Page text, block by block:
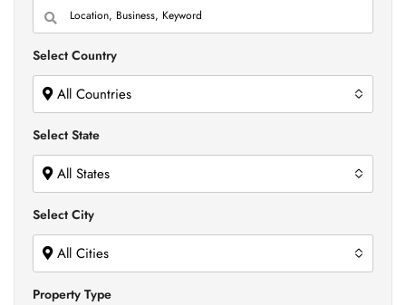
Select Country
All Countries
Select State
All States
Select City
All Cities
Property Type